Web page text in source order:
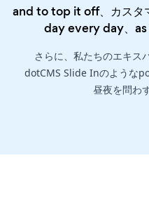
and to top it off、カスタ
day every day、
さらに、私たちのエキス
dotCMS Slide Inのような
昼夜を問わ